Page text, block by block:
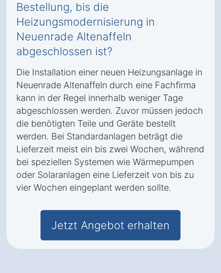
Bestellung, bis die
Heizungsmodernisierung in
Neuenrade Altenaffeln
abgeschlossen ist?
Die Installation einer neuen Heizungsanlage in
Neuenrade Altenaffeln durch eine Fachfirma
kann in der Regel innerhalb weniger Tage
abgeschlossen werden. Zuvor müssen jedoch
die benötigten Teile und Geräte bestellt
werden. Bei Standardanlagen beträgt die
Lieferzeit meist ein bis zwei Wochen, während
bei speziellen Systemen wie Wärmepumpen
oder Solaranlagen eine Lieferzeit von bis zu
vier Wochen eingeplant werden sollte.
Jetzt Angebot erhalten